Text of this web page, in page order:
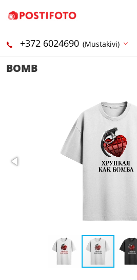
+372 6024690 (Mustakivi)
BOMB